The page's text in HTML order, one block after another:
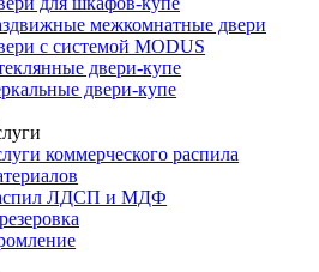
межкомнатные двери
с системой MODUS
двери-купе
двери-купе
коммерческого распила
ЛДСП и МДФ